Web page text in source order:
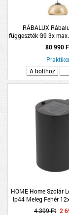
RÁBALUX
függeszték G9 3x
fekete
80 990
A bolthoz
HOME Home Szolár
Ip44 Meleg Fehér
4 399 Ft 2